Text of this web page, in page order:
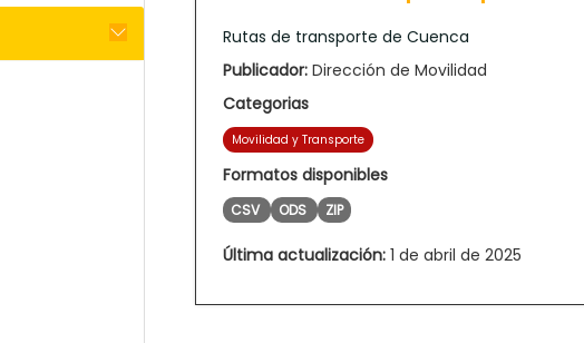
Rutas de transporte de Cuenca
Publicador: Dirección de Movilidad
Categorias
Movilidad y Transporte
Formatos disponibles
CSV ODS ZIP
Última actualización: 1 de abril de 2025